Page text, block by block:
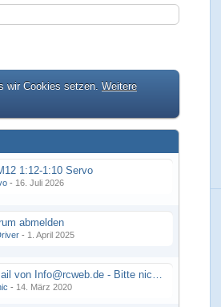
wir Cookies setzen. Weitere
1:12-1:10 Servo
- 16. Juli 2026
abmelden
- 1. April 2025
Spammail von Info@rcweb.de - Bitte nicht auf den Link klicken
- 14. März 2020